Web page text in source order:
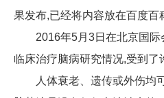
果发布,已经将内容放在百度
2016年5月3日在北京国
临床治疗脑病研究情况,受到
人体衰老、遗传或外伤均